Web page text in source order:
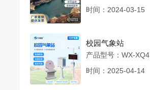
时间：2024-03-15
校园气象站
产品型号：WX-XQ4
时间：2025-04-14